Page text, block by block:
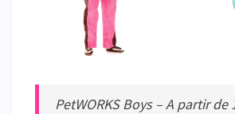
PetWORKS Boys – A partir de